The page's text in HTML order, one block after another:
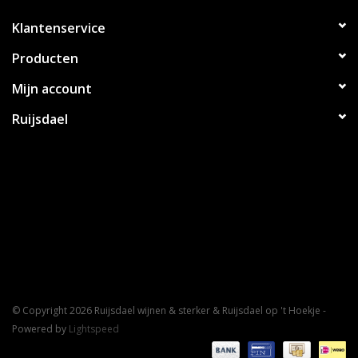
gerechten met rijke sauzen.
Klantenservice
Producten
Mijn account
Ruijsdael
© Copyright 2026 Ruijsdael wijnen & sterker & Ruijsdael op 't Hoekje -
Powered by Lightspeed